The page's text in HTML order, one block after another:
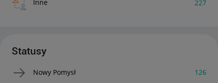
Inne 227
Statusy
Nowy Pomysł 126